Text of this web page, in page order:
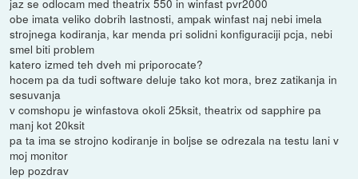
jaz se odlocam med theatrix 550 in winfast pvr2000
obe imata veliko dobrih lastnosti, ampak winfast naj nebi imela
strojnega kodiranja, kar menda pri solidni konfiguraciji pcja, nebi
smel biti problem
katero izmed teh dveh mi priporocate?
hocem pa da tudi software deluje tako kot mora, brez zatikanja in
sesuvanja
v comshopu je winfastova okoli 25ksit, theatrix od sapphire pa
manj kot 20ksit
pa ta ima se strojno kodiranje in boljse se odrezala na testu lani v
moj monitor
lep pozdrav